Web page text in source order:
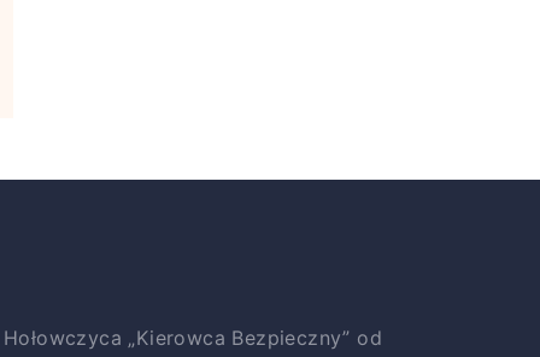
„Kierowca Bezpieczny” od